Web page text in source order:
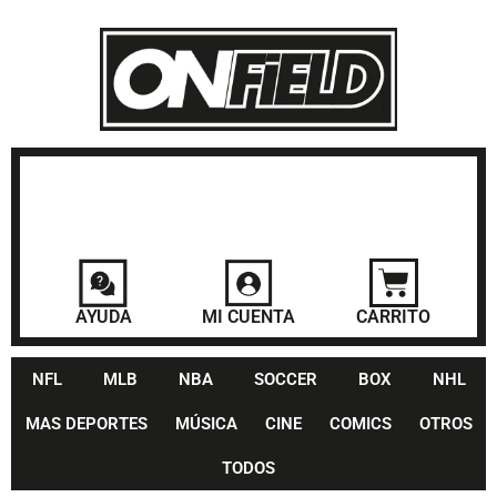
AYUDA MI CUENTA CARRITO
NFL MLB NBA SOCCER BOX NHL
MAS DEPORTES MÚSICA CINE COMICS OTROS
TODOS